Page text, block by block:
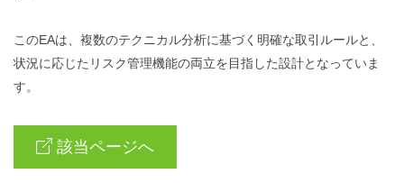
このEAは、複数のテクニカル分析に基づく明確な取引ルールと、
状況に応じたリスク管理機能の両立を目指した設計となっていま
す。
該当ページへ